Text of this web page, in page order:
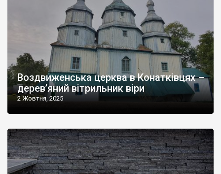
Воздвиженська церква в Конатківцях –
дерев’яний вітрильник віри
2 Жовтня, 2025